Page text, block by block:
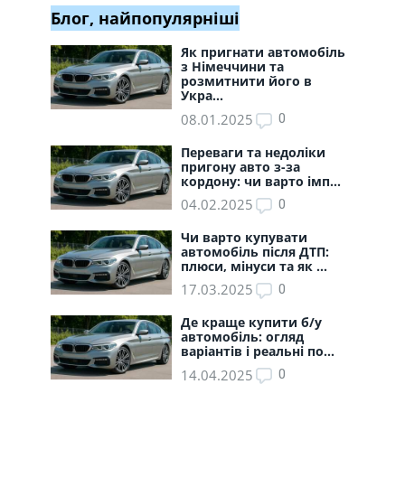
Блог, найпопулярніші
Як пригнати автомобіль
з Німеччини та
розмитнити його в
Укра...
08.01.2025 0
Переваги та недоліки
пригону авто з-за
кордону: чи варто імп...
04.02.2025 0
Чи варто купувати
автомобіль після ДТП:
плюси, мінуси та як ...
17.03.2025 0
Де краще купити б/у
автомобіль: огляд
варіантів і реальні по...
14.04.2025 0